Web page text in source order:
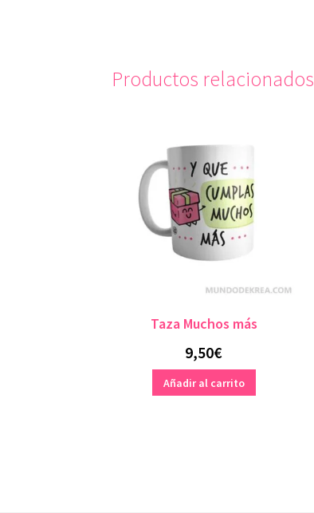
Productos relacionados
Taza Muchos más
9,50€
Añadir al carrito